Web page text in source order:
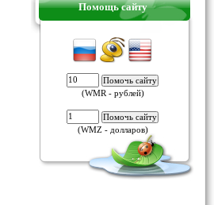
Помощь сайту
(WMR - рублей)
(WMZ - долларов)